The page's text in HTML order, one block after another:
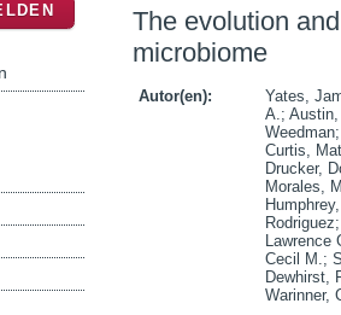
The evolution
microbiome
Autor(en):
Yates,
A.;
Weedman
Curtis,
Drucker,
Morales,
Rodriguez
Lawrence
Cecil M.;
Dewhirst,
Warinner,